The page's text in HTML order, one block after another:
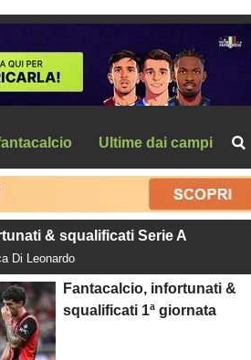
Ultime dai campi
& squalificati Serie A
Di Leonardo
Fantacalcio, infortunati &
squalificati 1ª giornata